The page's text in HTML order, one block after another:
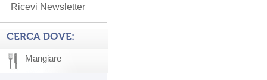
Ricevi Newsletter
CERCA DOVE:
Mangiare